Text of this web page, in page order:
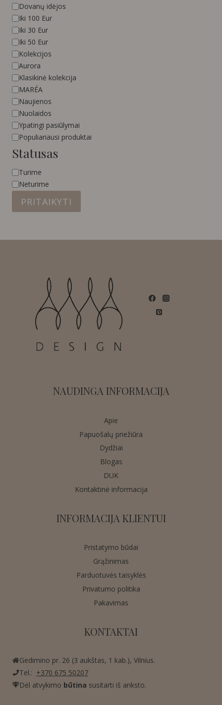
Dovanų idėjos
Iki 100 Eur
Iki 30 Eur
Iki 50 Eur
Kolekcijos
Aurora
Klasikinė kolekcija
MARÉA
Naujienos
Nuolaidos
Ypatingi pasiūlymai
Populiariausi produktai
Statusas
Statusas
Turime
Neturime
PRITAIKYTI
NAUDINGA INFORMACIJA
Apie
Papuošalų priežiūra
Dydžiai
Blogas
DUK
Kontaktinė informacija
INFORMACIJA KLIENTUI
Pristatymo būdai
Grąžinimas
Parduotuvės taisyklės
Privatumo politika
Pakavimas
KONTAKTAI
Gedimino pr. 26 (3 aukštas, 1 kab.), Vilnius.
Tel.: +370 675 50207
Dėl atvykimo būtina susitarti iš anksto.